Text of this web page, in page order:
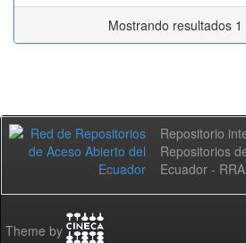
Mostrando resultados 1
Repositorio
Repositorios
Ecuador -
Theme by